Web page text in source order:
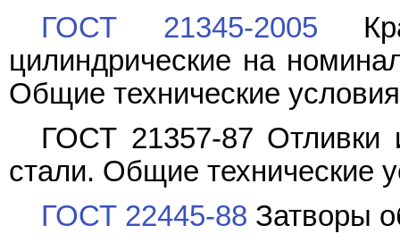
ГОСТ 21345-2005
цилиндрические на
Общие технические условия
ГОСТ 21357-87 Отливки
стали. Общие технические
ГОСТ 22445-88 Затворы